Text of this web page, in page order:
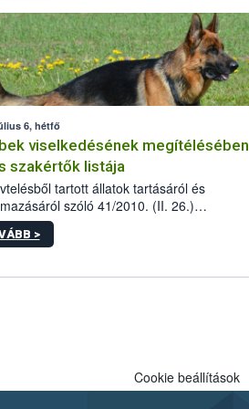
6, hétfő
viselkedésének megítélésében
szakértők listája
tartott állatok tartásáról és
szóló 41/2010. (II. 26.)
szabályozza az eb okozta fizikai
illetve ennek veszélye keletkezésekor
eb tartását és annak engedélyezését.
>
Cookie beállítások